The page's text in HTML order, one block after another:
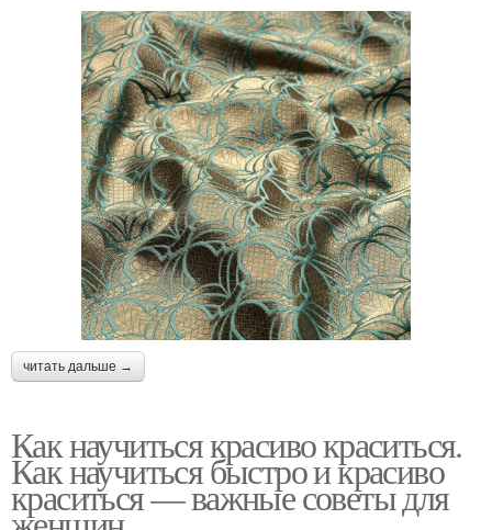
читать дальше →
Как научиться красиво краситься.
Как научиться быстро и красиво
краситься — важные советы для